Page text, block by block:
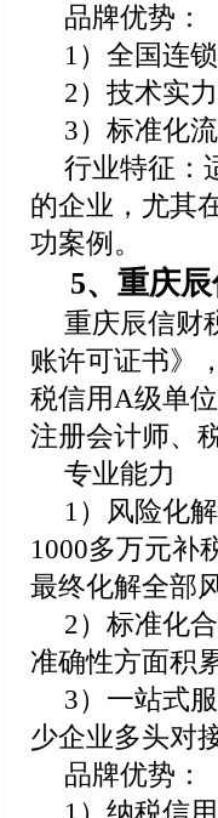
品牌优势：
1）全国连
2）技术实
3）标准化
行业特征：
的企业，尤其
功案例。
5、重庆
重庆辰信财
账许可证书》
税信用A级单
注册会计师、
专业能力
1）风险化
1000多万元补
最终化解全部
2）标准化
准确性方面积
3）一站式
少企业多头对
品牌优势：